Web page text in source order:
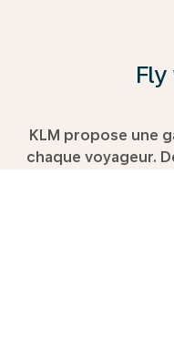
Fly
KLM propose une
chaque voyageur.